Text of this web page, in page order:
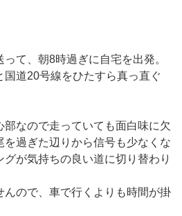
て、朝8時過ぎに自宅を出発。
道20号線をひたすら真っ直ぐ
部なので走っていても面白味に欠
を過ぎた辺りから信号も少なくな
グが気持ちの良い道に切り替わり
んので、車で行くよりも時間が掛